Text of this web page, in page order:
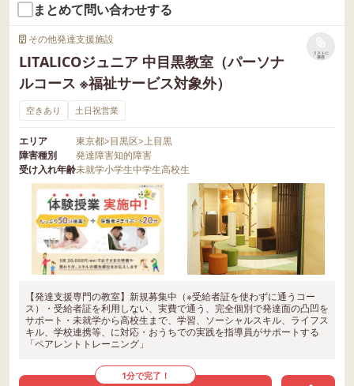
まとめて問い合わせする
その他発達支援施設
LITALICOジュニア 中目黒教室（パーソナ
ルコース ※福祉サービス対象外）
リストに
保存
空きあり 土日祝営業
エリア 東京都>目黒区>上目黒
障害種別
発達障害知的障害
受け入れ年齢未就学小学生中学生高校生
【発達支援専門の教室】新規募集中（※受給者証を使わずに通うコー
ス）・受給者証を利用しない、実費で通う、完全個別で発達面の凸凹を
サポート・未就学から高校生まで、学習、ソーシャルスキル、ライフス
キル、学校連携等、に対応・おうちでの実践を指導員がサポートする
「ペアレントトレーニング」
1分で完了！